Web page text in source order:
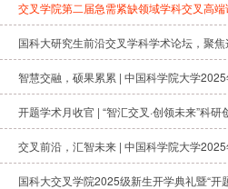
交叉学院第二届急需紧缺领域学科交叉高
国科大研究生前沿交叉学科学术论坛，聚
开题学术月收官 | “智汇交叉·创领未来”科